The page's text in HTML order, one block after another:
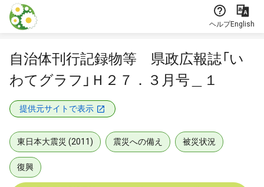
本文に飛ぶ
ヘルプEnglish
自治体刊行記録物等 県政広報誌「い
わてグラフ」Ｈ２７．３月号＿１
提供元サイトで表示
東日本大震災 (2011) 震災への備え 被災状況
復興